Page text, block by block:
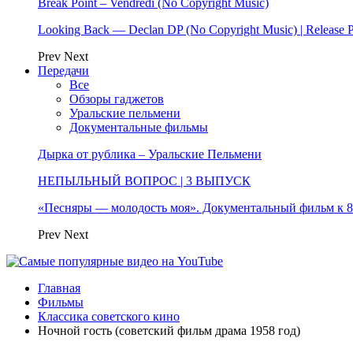
Break Point – Vendredi (No Copyright Music)
Looking Back — Declan DP (No Copyright Music) | Release
Prev Next
Передачи
Все
Обзоры гаджетов
Уральские пельмени
Документальные фильмы
Дырка от рублика – Уральские Пельмени
НЕПЫЛЬНЫЙ ВОПРОС | 3 ВЫПУСК
«Песняры — молодость моя». Документальный фильм к
Prev Next
Главная
Фильмы
Классика советского кино
Ночной гость (советский фильм драма 1958 год)